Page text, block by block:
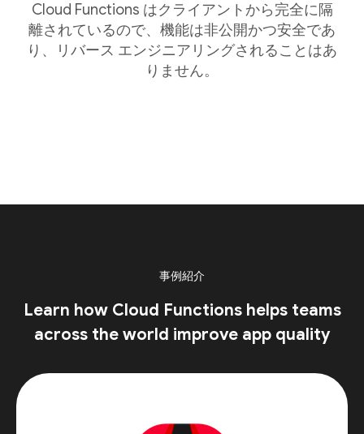
Cloud Functions はクライアントから完全に隔
離されているので、機能は非公開かつ安全であ
り、リバース エンジニアリングされることはあ
りません。
事例紹介
Learn how Cloud Functions helps teams
across the world improve app quality